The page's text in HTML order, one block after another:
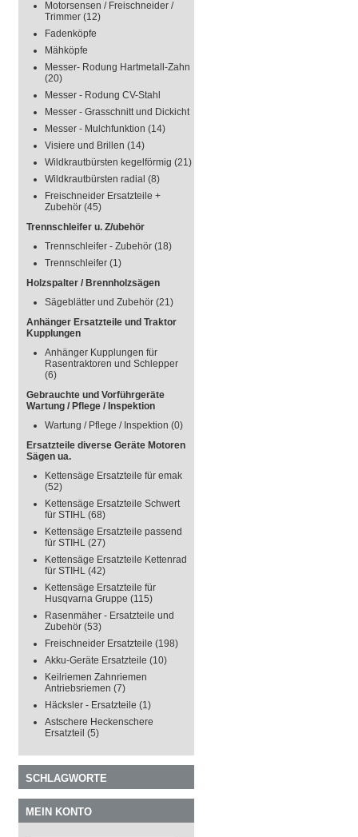
Motorsensen / Freischneider /
Trimmer (12)
Fadenköpfe
Mähköpfe
Messer- Rodung Hartmetall-Zahn
(20)
Messer - Rodung CV-Stahl
Messer - Grasschnitt und Dickicht
Messer - Mulchfunktion (14)
Visiere und Brillen (14)
Wildkrautbürsten kegelförmig (21)
Wildkrautbürsten radial (8)
Freischneider Ersatzteile +
Zubehör (45)
Trennschleifer u. Z/ubehör
Trennschleifer - Zubehör (18)
Trennschleifer (1)
Holzspalter / Brennholzsägen
Sägeblätter und Zubehör (21)
Anhänger Ersatzteile und Traktor
Kupplungen
Anhänger Kupplungen für
Rasentraktoren und Schlepper
(6)
Gebrauchte und Vorführgeräte
Wartung / Pflege / Inspektion
Wartung / Pflege / Inspektion (0)
Ersatzteile diverse Geräte Motoren
Sägen ua.
Kettensäge Ersatzteile für emak
(52)
Kettensäge Ersatzteile Schwert
für STIHL (68)
Kettensäge Ersatzteile passend
für STIHL (27)
Kettensäge Ersatzteile Kettenrad
für STIHL (42)
Kettensäge Ersatzteile für
Husqvarna Gruppe (115)
Rasenmäher - Ersatzteile und
Zubehör (53)
Freischneider Ersatzteile (198)
Akku-Geräte Ersatzteile (10)
Keilriemen Zahnriemen
Antriebsriemen (7)
Häcksler - Ersatzteile (1)
Astschere Heckenschere
Ersatzteil (5)
SCHLAGWORTE
MEIN KONTO